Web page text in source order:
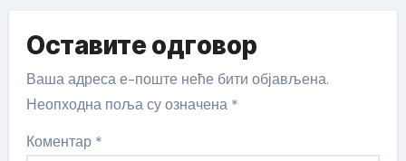
Оставите одговор
Ваша адреса е-поште неће бити објављена.
Неопходна поља су означена *
Коментар *